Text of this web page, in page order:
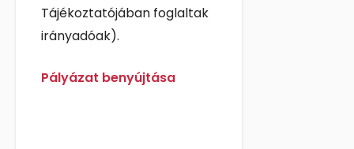
Tájékoztatójában foglaltak
irányadóak).
Pályázat benyújtása